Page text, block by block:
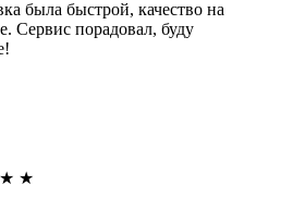
была быстрой, качество на
Сервис порадовал, буду
★ ★